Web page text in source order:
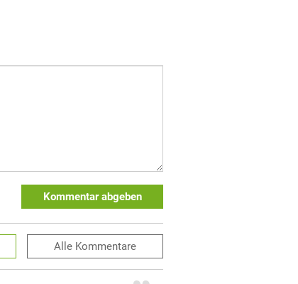
Kommentar abgeben
Alle Kommentare